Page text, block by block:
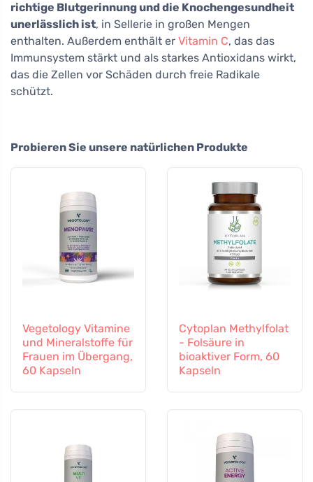
richtige Blutgerinnung und die Knochengesundheit
unerlässlich ist, in Sellerie in großen Mengen
enthalten. Außerdem enthält er Vitamin C, das das
Immunsystem stärkt und als starkes Antioxidans wirkt,
das die Zellen vor Schäden durch freie Radikale
schützt.
Probieren Sie unsere natürlichen Produkte
Vegetology Vitamine
und Mineralstoffe für
Frauen im Übergang,
60 Kapseln
Cytoplan Methylfolat
- Folsäure in
bioaktiver Form, 60
Kapseln